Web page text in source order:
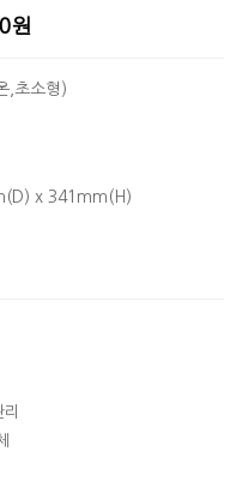
원
,초소형)
x 341mm(H)